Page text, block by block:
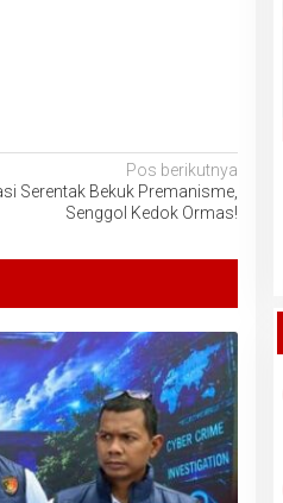
Pos berikutnya
Serentak Bekuk Premanisme,
Senggol Kedok Ormas!